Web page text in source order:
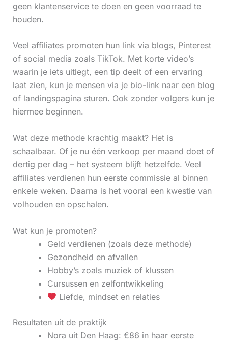
geen klantenservice te doen en geen voorraad te
houden.
Veel affiliates promoten hun link via blogs, Pinterest
of social media zoals TikTok. Met korte video’s
waarin je iets uitlegt, een tip deelt of een ervaring
laat zien, kun je mensen via je bio-link naar een blog
of landingspagina sturen. Ook zonder volgers kun je
hiermee beginnen.
Wat deze methode krachtig maakt? Het is
schaalbaar. Of je nu één verkoop per maand doet of
dertig per dag – het systeem blijft hetzelfde. Veel
affiliates verdienen hun eerste commissie al binnen
enkele weken. Daarna is het vooral een kwestie van
volhouden en opschalen.
Wat kun je promoten?
Geld verdienen (zoals deze methode)
Gezondheid en afvallen
Hobby’s zoals muziek of klussen
Cursussen en zelfontwikkeling
Liefde, mindset en relaties
Resultaten uit de praktijk
Nora uit Den Haag: €86 in haar eerste